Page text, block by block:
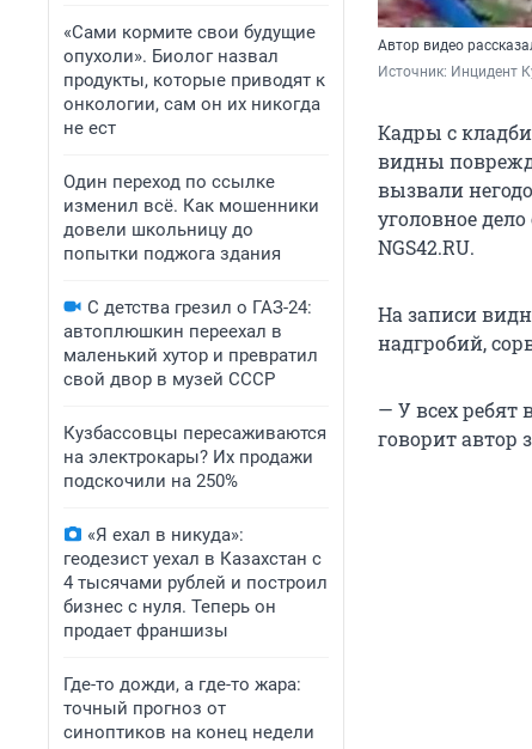
«Сами кормите свои будущие
опухоли». Биолог назвал
продукты, которые приводят к
онкологии, сам он их никогда
не ест
Один переход по ссылке
изменил всё. Как мошенники
довели школьницу до
попытки поджога здания
С детства грезил о ГАЗ-24:
автоплюшкин переехал в
маленький хутор и превратил
свой двор в музей СССР
Кузбассовцы пересаживаются
на электрокары? Их продажи
подскочили на 250%
«Я ехал в никуда»:
геодезист уехал в Казахстан с
4 тысячами рублей и построил
бизнес с нуля. Теперь он
продает франшизы
Где-то дожди, а где-то жара:
точный прогноз от
синоптиков на конец недели
Автор видео
Источник: Инцидент
Кадры с
видны
вызвали
уголовное
NGS42.RU.
На записи
надгробий,
— У всех ребят
говорит автор